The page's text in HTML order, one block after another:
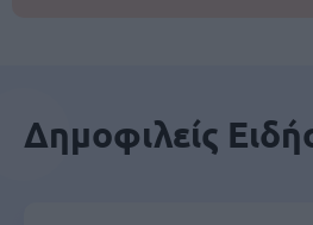
Δημοφιλείς